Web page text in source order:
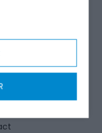
dans nos
Une implantation
50